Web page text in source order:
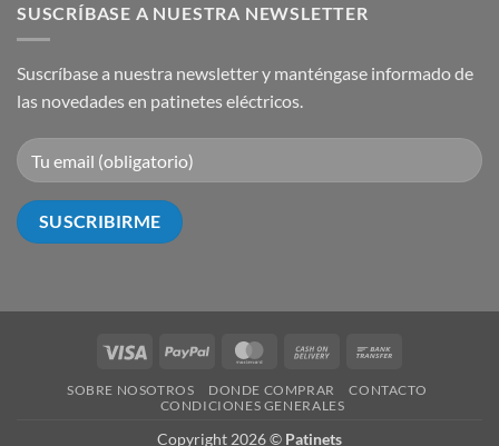
SUSCRÍBASE A NUESTRA NEWSLETTER
Suscríbase a nuestra newsletter y manténgase informado de
las novedades en patinetes eléctricos.
Visa PayPal MasterCardCash
Delivery
SOBRE NOSOTROS DONDE COMPRAR
CONTACTO
CONDICIONES GENERALES
Copyright 2026 © Patinets